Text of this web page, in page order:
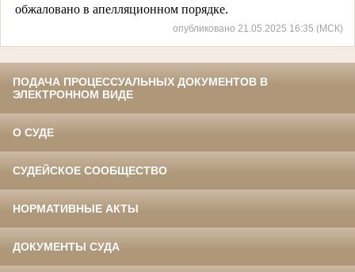
обжаловано в апелляционном порядке.
опубликовано 21.05.2025 16:35 (МСК)
ПОДАЧА ПРОЦЕССУАЛЬНЫХ ДОКУМЕНТОВ В
ЭЛЕКТРОННОМ ВИДЕ
О СУДЕ
СУДЕЙСКОЕ СООБЩЕСТВО
НОРМАТИВНЫЕ АКТЫ
ДОКУМЕНТЫ СУДА